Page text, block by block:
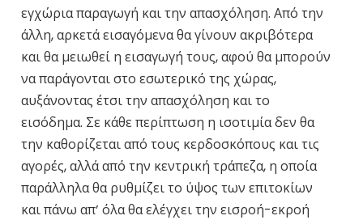
εγχώρια παραγωγή και την απασχόληση. Από την
άλλη, αρκετά εισαγόμενα θα γίνουν ακριβότερα
και θα μειωθεί η εισαγωγή τους, αφού θα μπορούν
να παράγονται στο εσωτερικό της χώρας,
αυξάνοντας έτσι την απασχόληση και το
εισόδημα. Σε κάθε περίπτωση η ισοτιμία δεν θα
την καθορίζεται από τους κερδοσκόπους και τις
αγορές, αλλά από την κεντρική τράπεζα, η οποία
παράλληλα θα ρυθμίζει το ύψος των επιτοκίων
και πάνω απ’ όλα θα ελέγχει την εισροή-εκροή